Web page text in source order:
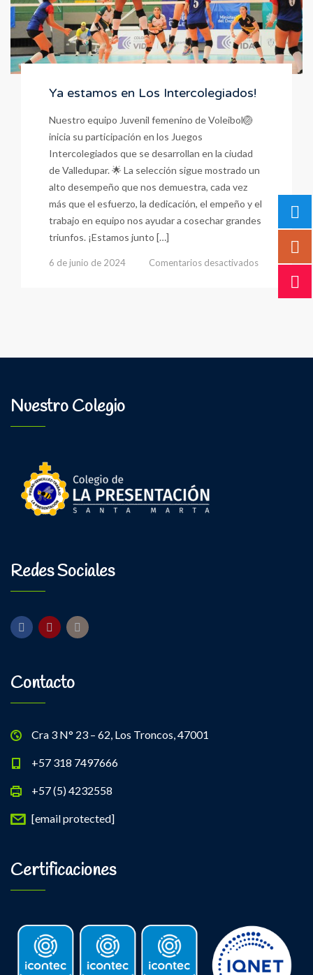
Ya estamos en Los Intercolegiados!
Nuestro equipo Juvenil femenino de Voleibol🏐
inicia su participación en los Juegos
Intercolegiados que se desarrollan en la ciudad
de Valledupar. 🌟 La selección sigue mostrado un
alto desempeño que nos demuestra, cada vez
más que el esfuerzo, la dedicación, el empeño y el
trabajo en equipo nos ayudar a cosechar grandes
triunfos. ¡Estamos junto […]
6 de junio de 2024 Comentarios desactivados
estamos
Nuestro Colegio
Redes Sociales
Contacto
Cra 3 N° 23 – 62, Los Troncos, 47001
+57 318 7497666
+57 (5) 4232558
[email protected]
Certificaciones